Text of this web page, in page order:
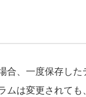
、一度保存した
ムは変更されて